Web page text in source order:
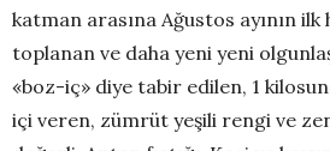
katman arasına Ağustos ayının
toplanan ve daha yeni yeni
«boz-iç» diye tabir edilen, 1
içi veren, zümrüt yeşili rengi ve